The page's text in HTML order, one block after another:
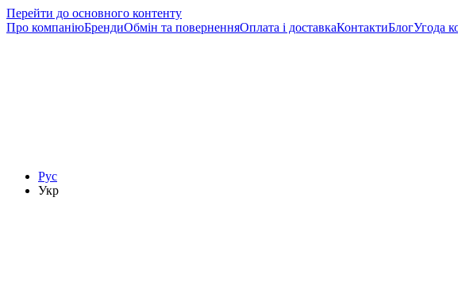
Перейти до основного контенту
Про компаніюБрендиОбмін та поверненняОплата і доставкаКонтактиБлогУгода
Рус
Укр